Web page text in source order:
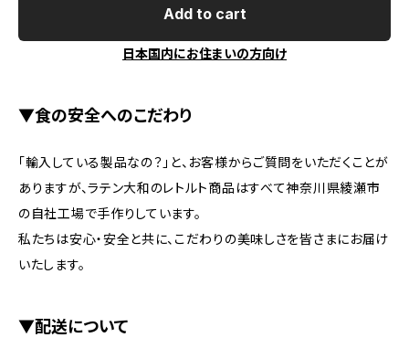
Add to cart
日本国内にお住まいの方向け
▼食の安全へのこだわり
「輸入している製品なの？」と、お客様からご質問をいただくことが
ありますが、ラテン大和のレトルト商品はすべて神奈川県綾瀬市
の自社工場で手作りしています。
私たちは安心・安全と共に、こだわりの美味しさを皆さまにお届け
いたします。
▼配送について